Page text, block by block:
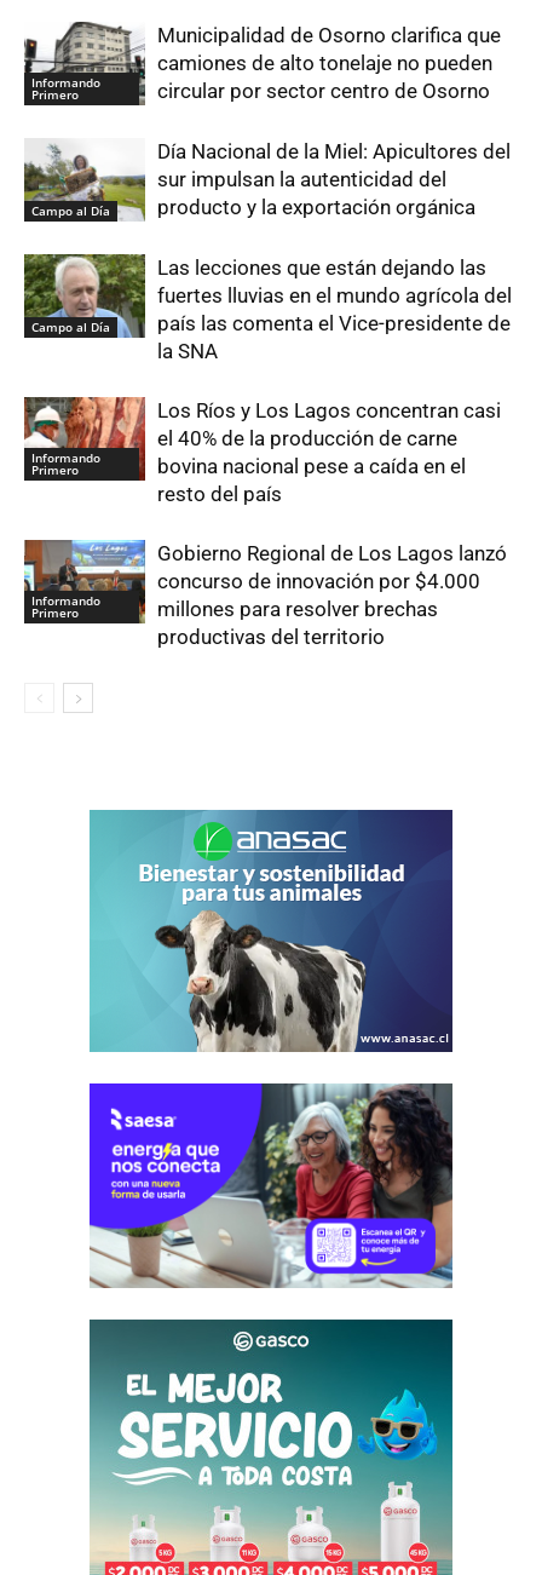
Informando
Primero
Municipalidad de Osorno clarifica que
camiones de alto tonelaje no pueden
circular por sector centro de Osorno
Campo al Día
Día Nacional de la Miel: Apicultores del
sur impulsan la autenticidad del
producto y la exportación orgánica
Campo al Día
Las lecciones que están dejando las
fuertes lluvias en el mundo agrícola del
país las comenta el Vice-presidente de
la SNA
Informando
Primero
Los Ríos y Los Lagos concentran casi
el 40% de la producción de carne
bovina nacional pese a caída en el
resto del país
Informando
Primero
Gobierno Regional de Los Lagos lanzó
concurso de innovación por $4.000
millones para resolver brechas
productivas del territorio